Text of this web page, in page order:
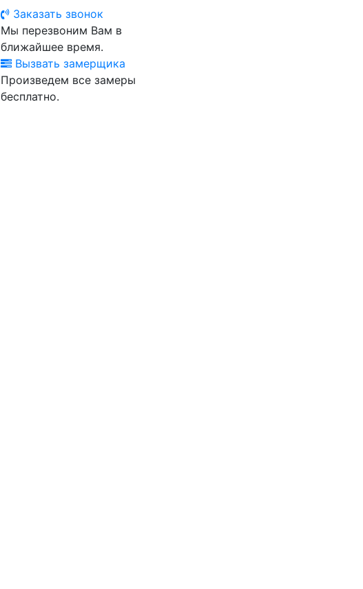
Заказать звонок
Мы перезвоним Вам в
ближайшее время.
Вызвать замерщика
Произведем все замеры
бесплатно.